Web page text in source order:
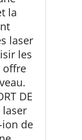
la
laser
les
offre
DE
laser
ion de